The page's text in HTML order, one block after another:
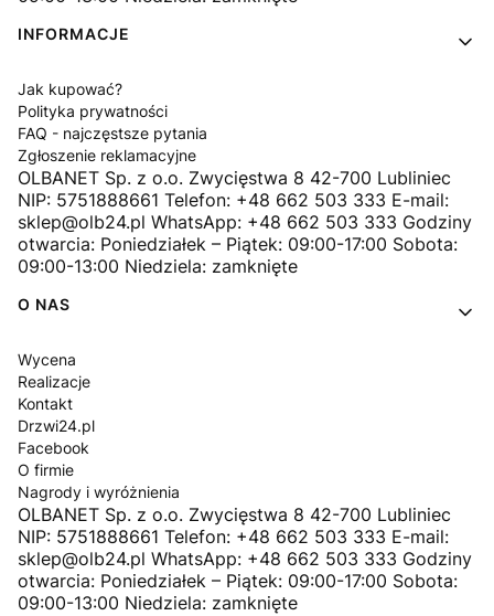
INFORMACJE
Jak kupować?
Polityka prywatności
FAQ - najczęstsze pytania
Zgłoszenie reklamacyjne
OLBANET Sp. z o.o. Zwycięstwa 8 42-700 Lubliniec
NIP: 5751888661 Telefon: +48 662 503 333 E-mail:
sklep@olb24.pl WhatsApp: +48 662 503 333 Godziny
otwarcia: Poniedziałek – Piątek: 09:00-17:00 Sobota:
09:00-13:00 Niedziela: zamknięte
O NAS
Wycena
Realizacje
Kontakt
Drzwi24.pl
Facebook
O firmie
Nagrody i wyróżnienia
OLBANET Sp. z o.o. Zwycięstwa 8 42-700 Lubliniec
NIP: 5751888661 Telefon: +48 662 503 333 E-mail:
sklep@olb24.pl WhatsApp: +48 662 503 333 Godziny
otwarcia: Poniedziałek – Piątek: 09:00-17:00 Sobota:
09:00-13:00 Niedziela: zamknięte